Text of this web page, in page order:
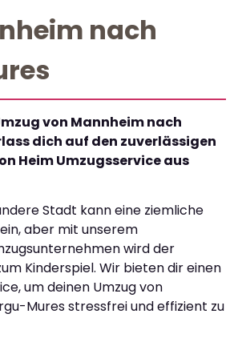
nach
von Mannheim nach
dich auf den zuverlässigen
Heim Umzugsservice aus
Stadt kann eine ziemliche
aber mit unserem
wird der
Kinderspiel. Wir bieten dir einen
um deinen Umzug von
Mures stressfrei und effizient zu